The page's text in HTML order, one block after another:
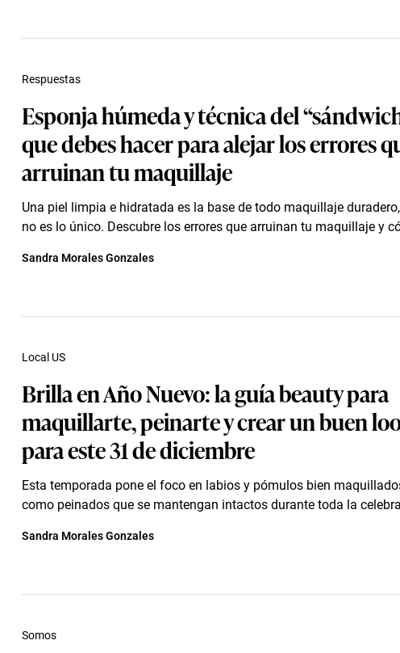
Esponja húmeda y técnica del
que debes hacer para alejar los errores
arruinan tu maquillaje
Una piel limpia e hidratada es la base de todo maquillaje
no es lo único. Descubre los errores que arruinan tu maquillaje y
Respuestas
Sandra Morales Gonzales
Brilla en Año Nuevo: la guía beauty para
maquillarte, peinarte y crear un buen
para este 31 de diciembre
Esta temporada pone el foco en labios y pómulos bien
como peinados que se mantengan intactos durante toda la
Local US
Sandra Morales Gonzales
Somos